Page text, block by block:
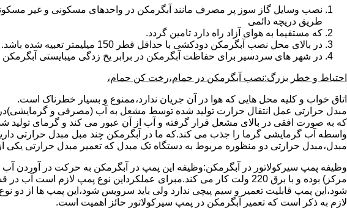
طریق دریچه دائمی
که مستقیما به هوای آزاد راه دارد تامین گردد.
در بالای محل نصب آبگرمکن دودکشی با حداقل قطر 150 میلیمتر تعبیه شده باشد.
در شهر های سردسیر برای حفاظت آبگرمکن در برابر یخ زدگی میبایستی
احتیاط و خطر بزرگ:نصب آبگرمکن در حمام،رخت کن حمام،
اتاق خواب و کلیه محل هایی که هوا در آن جریان ندارد،ممنوع و بسیار خطرناک است.
مبدل حرارتی عمل انتقال حرارت تولید شده توسط مشعل به آب (مصرفی و
که به صورت افقی در بالای مشعل قرار گرفته و آب از آن عبور می کند و گرمای
واسطه آب گرمایشی گرما را جذب می کند.که ما در آبگرمکن چند مبل مبدل حرارتی
مبدل،مبدل حرارتی دو منظوره مربوط به دستگاه تک مبدل که تعمیر مبدل حرارتی یکی
وظیفه پمپ سیرکولاتور در آبگرمکن:وظیفه این پمپ در آبگرمکن به حرکت در آوردن
مرکز) بوده و با برق 220 ولت کار می کند.مبرای عملکرداین نوع
شود،این پمپ قابلیت تعمیر و سیم پیچی ندارد ولی باید سرویس شود،این پمپ ها از
لازم به ذکر است که تعمیر آبگرمکن در پمپ سیرکولاتور حائز اهمیت است.